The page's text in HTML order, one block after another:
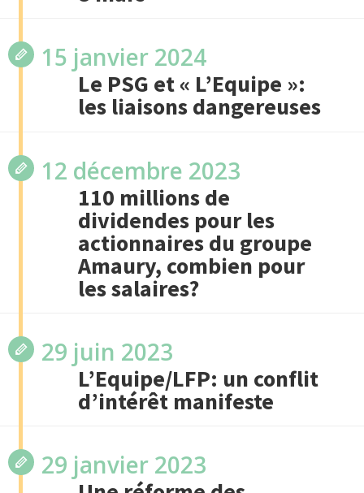
15 janvier 2024
Le PSG et « L’Equipe »:
les liaisons dangereuses
12 décembre 2023
110 millions de
dividendes pour les
actionnaires du groupe
Amaury, combien pour
les salaires?
29 juin 2023
L’Equipe/LFP: un conflit
d’intérêt manifeste
29 janvier 2023